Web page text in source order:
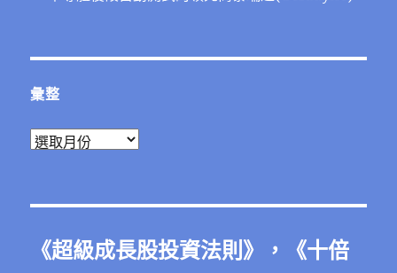
彙整
彙
《超級成長股投資法則 》，《十倍